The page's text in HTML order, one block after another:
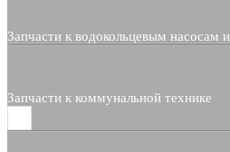
Запчасти к водокольцевым насосам
Запчасти к коммунальной технике